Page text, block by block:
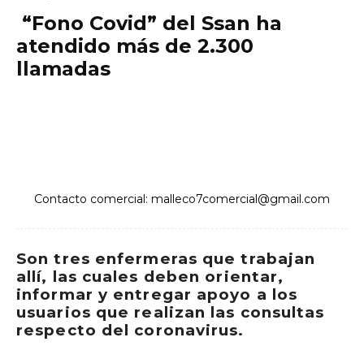
“Fono Covid” del Ssan ha
atendido más de 2.300
llamadas
Contacto comercial: malleco7comercial@gmail.com
Son tres enfermeras que trabajan
allí, las cuales deben orientar,
informar y entregar apoyo a los
usuarios que realizan las consultas
respecto del coronavirus.